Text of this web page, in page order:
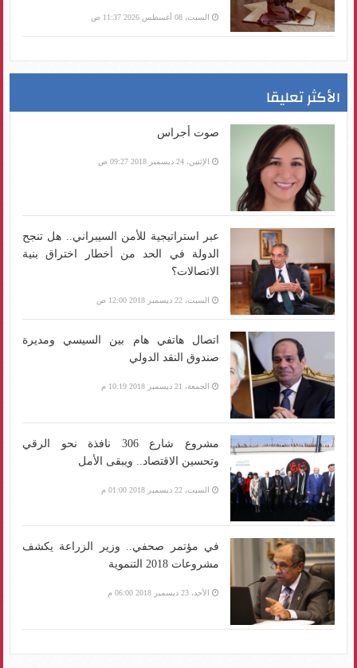
السبت، 08 أغسطس 2026 11:37 ص
الأكثر تعليقا
صوت أجراس
الإثنين، 24 ديسمبر 2018 09:27 ص
عبر استراتيجية للأمن السيبراني.. هل تنجح
الدولة في الحد من أخطار اختراق بنية
الاتصالات؟
السبت، 22 ديسمبر 2018 12:00 ص
اتصال هاتفي هام بين السيسي ومديرة
صندوق النقد الدولي
الجمعة، 21 ديسمبر 2018 10:19 م
مشروع شارع 306 نافذة نحو الرقي
وتحسين الاقتصاد.. ويبقى الأمل
السبت، 22 ديسمبر 2018 01:00 م
في مؤتمر صحفي.. وزير الزراعة يكشف
مشروعات 2018 التنموية
الأحد، 23 ديسمبر 2018 06:00 م